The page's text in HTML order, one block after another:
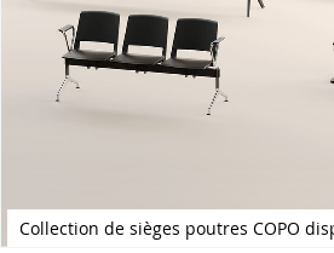
Collection de sièges poutres COPO